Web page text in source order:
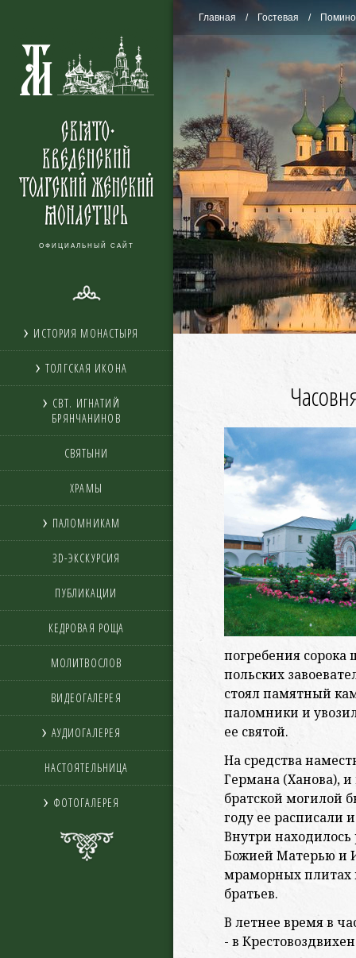
ОФИЦИАЛЬНЫЙ САЙТ
ИСТОРИЯ МОНАСТЫРЯ
ТОЛГСКАЯ ИКОНА
СВТ. ИГНАТИЙ
БРЯНЧАНИНОВ
СВЯТЫНИ
ХРАМЫ
ПАЛОМНИКАМ
3D-ЭКСКУРСИЯ
ПУБЛИКАЦИИ
КЕДРОВАЯ РОЩА
МОЛИТВОСЛОВ
ВИДЕОГАЛЕРЕЯ
АУДИОГАЛЕРЕЯ
НАСТОЯТЕЛЬНИЦА
ФОТОГАЛЕРЕЯ
Главная Гостевая
погребения сорока
польских
стоял памятный
паломники и
ее святой.
На средства
Германа (Ханова), и
братской могилой
году ее расписали
Внутри
Божией Матерью и
мраморных
братьев.
В летнее время в
- в